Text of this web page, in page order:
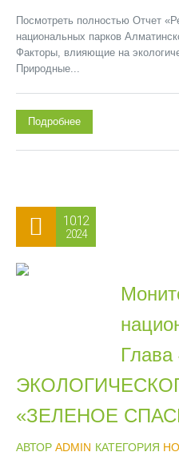
Посмотреть полностью Отчет
национальных парков
Факторы, влияющие на
Природные...
Подробнее
10.12
2024
«ЗЕЛЕНОЕ
АВТОР ADMIN КАТЕГОРИЯ